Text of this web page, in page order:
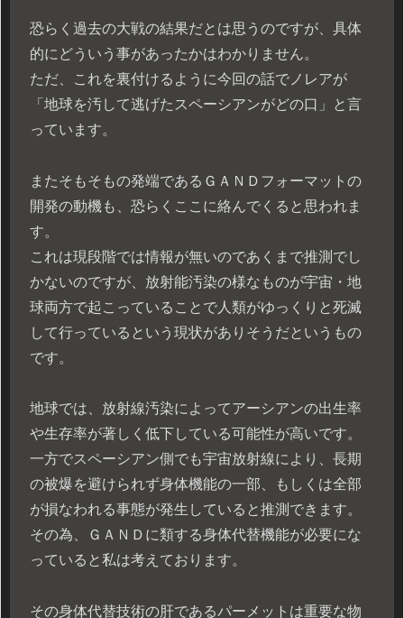
恐らく過去の大戦の結果だとは思うのですが、具体
的にどういう事があったかはわかりません。
ただ、これを裏付けるように今回の話でノレアが
「地球を汚して逃げたスペーシアンがどの口」と言
っています。
またそもそもの発端であるＧＡＮＤフォーマットの
開発の動機も、恐らくここに絡んでくると思われま
す。
これは現段階では情報が無いのであくまで推測でし
かないのですが、放射能汚染の様なものが宇宙・地
球両方で起こっていることで人類がゆっくりと死滅
して行っているという現状がありそうだというもの
です。
地球では、放射線汚染によってアーシアンの出生率
や生存率が著しく低下している可能性が高いです。
一方でスペーシアン側でも宇宙放射線により、長期
の被爆を避けられず身体機能の一部、もしくは全部
が損なわれる事態が発生していると推測できます。
その為、ＧＡＮＤに類する身体代替機能が必要にな
っていると私は考えております。
その身体代替技術の肝であるパーメットは重要な物